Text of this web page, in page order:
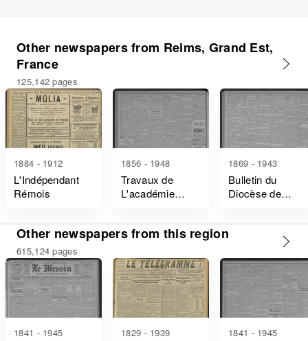
Other newspapers from Reims, Grand Est,
France
125,142 pages
1884 - 1912
L'Indépendant
Rémois
1856 - 1948
Travaux de
L'académie
1869 - 1943
Bulletin du
Diocèse de
Other newspapers from this region
615,124 pages
1841 - 1945 1829 - 1939 1841 - 1945